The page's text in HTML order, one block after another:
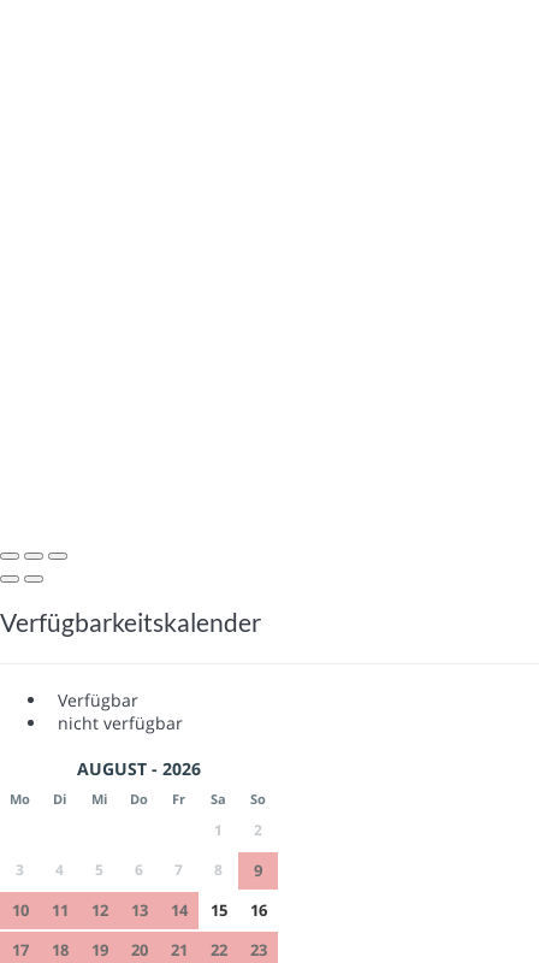
Verfügbarkeitskalender
Verfügbar
nicht verfügbar
AUGUST - 2026
Mo Di Mi Do Fr Sa So
1
2
3
4 5 6 7 8
9
10
11 12 13 14 15
16
17
18 19 20 21 22
23